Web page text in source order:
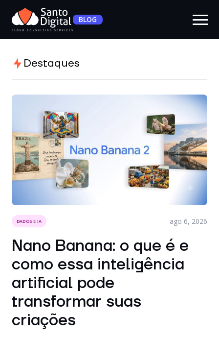
BLOG
Destaques
DADOS E IA ago 6, 2026
Nano Banana: o que é e
como essa inteligência
artificial pode
transformar suas
criações